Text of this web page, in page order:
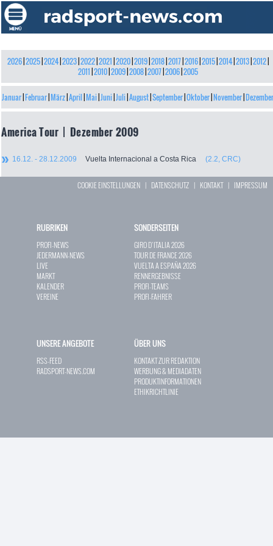
2026| 2025| 2024| 2023| 2022| 2021 2020| 2019| 2018| 2017| 2016| 2015| 2014| 2013| 2012|
2011 2010| 2009| 2008| 2007| 2006| 2005
Januar Februar März April Mai Juni Juli August September Oktober November Dezember
America Tour | Dezember 2009
16.12. - 28.12.2009 Vuelta Internacional a Costa Rica (2.2, CRC)
COOKIE EINSTELLUNGEN | DATENSCHUTZ | KONTAKT| IMPRESSUM
RUBRIKEN
PROFI-NEWS
JEDERMANN-NEWS
LIVE
MARKT
KALENDER
VEREINE
SONDERSEITEN
GIRO D`ITALIA 2026
TOUR DE FRANCE 2026
VUELTA A ESPAÑA 2026
RENNERGEBNISSE
PROFI-TEAMS
PROFI-FAHRER
UNSERE ANGEBOTE
RSS-FEED
RADSPORT-NEWS.COM
ÜBER UNS
KONTAKT ZUR REDAKTION
WERBUNG & MEDIADATEN
PRODUKTINFORMATIONEN
ETHIKRICHTLINIE